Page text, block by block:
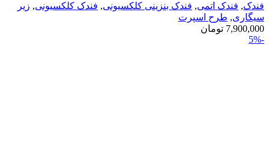
فندک, فندک اتمی, فندک بنزینی کلکسیونی, فندک کلکسیونی, زیر
سیگاری, طرح اسپرت
7,900,000 تومان
-5%